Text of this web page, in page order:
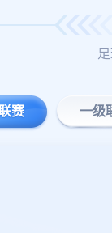
赛 一级